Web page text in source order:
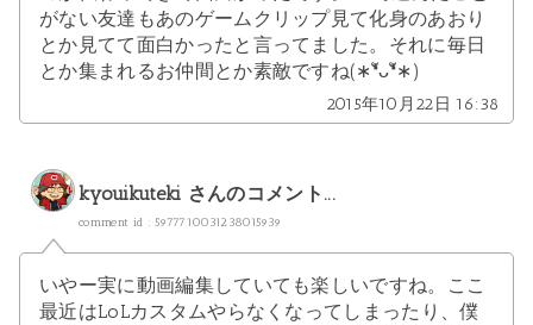
がない友達もあのゲームクリップ見て化身のあおり
とか見てて面白かったと言ってました。それに毎日
とか集まれるお仲間とか素敵ですね(∗❛ัᴗ❛ั∗)
2015年10月22日 16:38
kyouikuteki さんのコメント...
comment id : 5977710031238015939
いやー実に動画編集していても楽しいですね。ここ
最近はLoLカスタムやらなくなってしまったり、僕